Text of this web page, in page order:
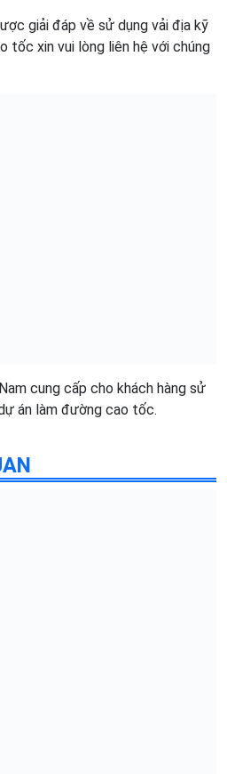
giải đáp về sử dụng vải địa kỹ
tốc xin vui lòng liên hệ với chúng
cung cấp cho khách hàng sử
án làm đường cao tốc.